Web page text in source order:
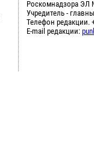
Роскомнадзора ЭЛ
Учредитель -
Телефон редакции.
E-mail редакции: